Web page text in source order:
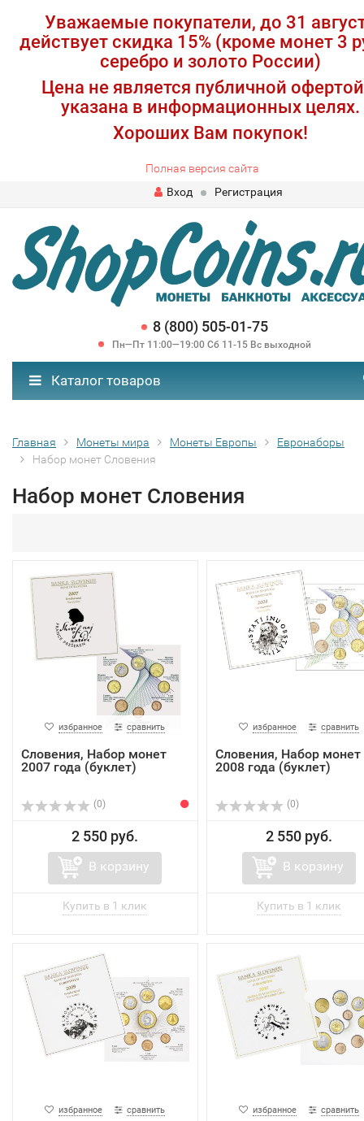
Уважаемые покупатели, до 31
действует скидка 15% (кроме монет 3
серебро и золото России)
Цена не является публичной
указана в информационных целях.
Хороших Вам покупок!
Полная версия сайта
Вход
Регистрация
8 (800) 505-01-75
Пн—Пт 11:00—19:00 Сб 11-15 Вс выходной
Каталог товаров
Главная Монеты мира Монеты Европы
Евронаборы
Набор монет Словения
Набор монет Словения
избранное сравнить
Словения, Набор монет
2007 года (буклет)
(0)
2 550 руб.
В корзину
избранное сравнить
Словения, Набор монет
2008 года (буклет)
(0)
2 550 руб.
В корзину
избранное сравнить избранное сравнить